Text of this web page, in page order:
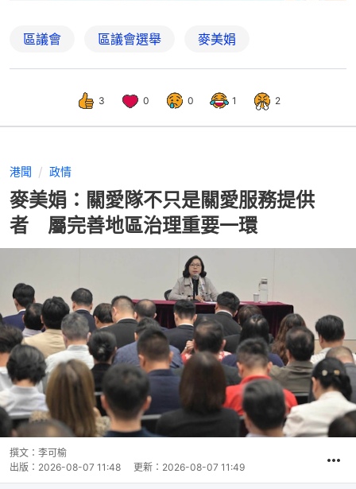
區議會 區議會選舉 麥美娟
3 0 0 1 2
港聞 政情
麥美娟：關愛隊不只是關愛服務提供
者 屬完善地區治理重要一環
撰文： 李可榆
出版： 2026-08-07 11:48 更新： 2026-08-07 11:49